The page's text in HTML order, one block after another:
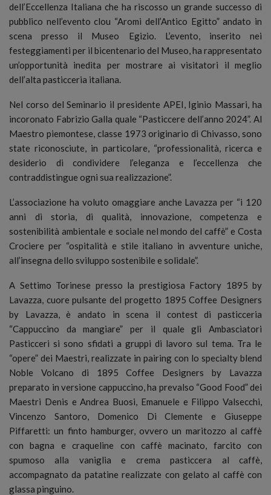
dell’Eccellenza Italiana che ha riscosso un grande successo di
pubblico nell’evento clou “Aromi dell’Antico Egitto” andato in
scena presso il Museo Egizio. L’evento, inserito nei
festeggiamenti per il bicentenario del Museo, ha rappresentato
un’opportunità inedita per mostrare ai visitatori il meglio
dell’alta pasticceria italiana.
Nel corso del Seminario il presidente APEI, Iginio Massari, ha
incoronato Fabrizio Galla quale “Pasticcere dell’anno 2024”. Al
Maestro piemontese, classe 1973 originario di Chivasso, sono
state riconosciute, in particolare, “professionalità, ricerca e
desiderio di condividere l’eleganza e l’eccellenza che
contraddistingue ogni sua realizzazione”.
L’associazione ha voluto omaggiare anche Lavazza per “i 120
anni di storia, di qualità, innovazione, competenza e
sostenibilità ambientale e sociale nel mondo del caffè” e Costa
Crociere per “ospitalità e stile italiano in avventure uniche,
all’insegna dello sviluppo sostenibile e solidale”.
A Settimo Torinese presso la prestigiosa Factory 1895 by
Lavazza, cuore pulsante del progetto 1895 Coffee Designers
by Lavazza, è andato in scena il contest di pasticceria
“Cappuccino da mangiare” per il quale gli Ambasciatori
Pasticceri si sono sfidati a gruppi di lavoro sul tema. Tra le
“opere” dei Maestri, realizzate in pairing con lo specialty blend
Noble Volcano di 1895 Coffee Designers by Lavazza
preparato in versione cappuccino, ha prevalso “Good Food” dei
Maestri Denis e Andrea Buosi, Emanuele e Filippo Valsecchi,
Vincenzo Santoro, Domenico Di Clemente e Giuseppe
Piffaretti: un finto hamburger, ovvero un maritozzo al caffè
con bagna e craqueline con caffè macinato, farcito con
spumoso alla vaniglia e crema pasticcera al caffè,
accompagnato da patatine realizzate con gelato al caffè con
glassa pinguino.